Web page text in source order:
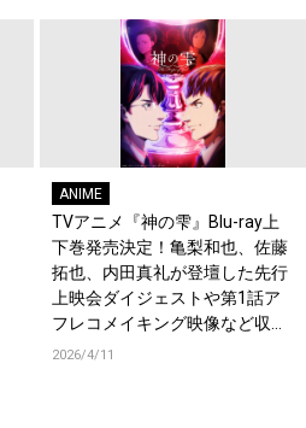
ANIME
TVアニメ『神の雫』Blu-ray上
下巻発売決定！亀梨和也、佐藤
拓也、内田真礼が登壇した先行
上映会ダイジェストや第1話ア
フレコメイキング映像など収録
決定！
2026/4/11